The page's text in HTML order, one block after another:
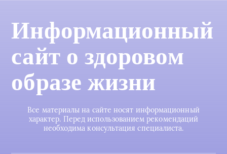
Информационный
сайт о здоровом
образе жизни
Все материалы на сайте носят информационный
характер. Перед использованием рекомендаций
необходима консультация специалиста.